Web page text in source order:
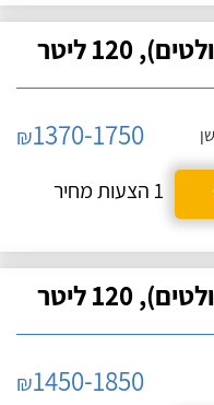
ליטר
₪1370-1750
1 הצעות מחיר
ליטר
₪1450-1850